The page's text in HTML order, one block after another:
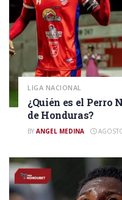
LIGA NACIONAL
¿Quién es el Perro
de Honduras?
BY ANGEL MEDINA